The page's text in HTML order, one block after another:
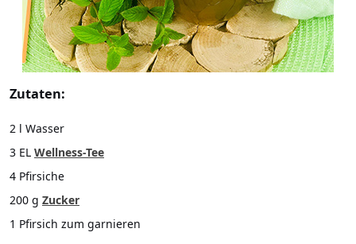
Zutaten:
2 l Wasser
3 EL Wellness-Tee
4 Pfirsiche
200 g Zucker
1 Pfirsich zum garnieren